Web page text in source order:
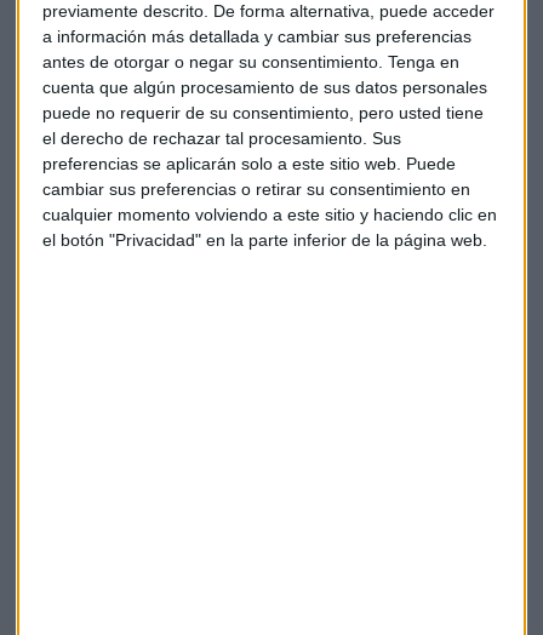
previamente descrito. De forma alternativa, puede acceder
a información más detallada y cambiar sus preferencias
antes de otorgar o negar su consentimiento. Tenga en
cuenta que algún procesamiento de sus datos personales
puede no requerir de su consentimiento, pero usted tiene
el derecho de rechazar tal procesamiento. Sus
preferencias se aplicarán solo a este sitio web. Puede
cambiar sus preferencias o retirar su consentimiento en
cualquier momento volviendo a este sitio y haciendo clic en
el botón "Privacidad" en la parte inferior de la página web.
La batalla judicial entreACS (+1%) e Iberdrola (+0,3%)
tiene efecto en el mercado. ACS ha asegurado que la
demanda que Iberdrola ha interpuesto contra ella por
presunta competencia desleal es una
"maniobra de distracción"ante la declaración del
presidente de la eléctrica, Ignacio Sánchez Galán, como
investigado por el caso Villarejo.
Por una parte, ACS ha iniciado conversaciones con grandes